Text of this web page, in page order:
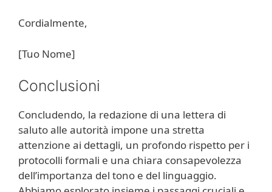
Cordialmente,
[Tuo Nome]
Conclusioni
Concludendo, la redazione di una lettera di
saluto alle autorità impone una stretta
attenzione ai dettagli, un profondo rispetto per i
protocolli formali e una chiara consapevolezza
dell’importanza del tono e del linguaggio.